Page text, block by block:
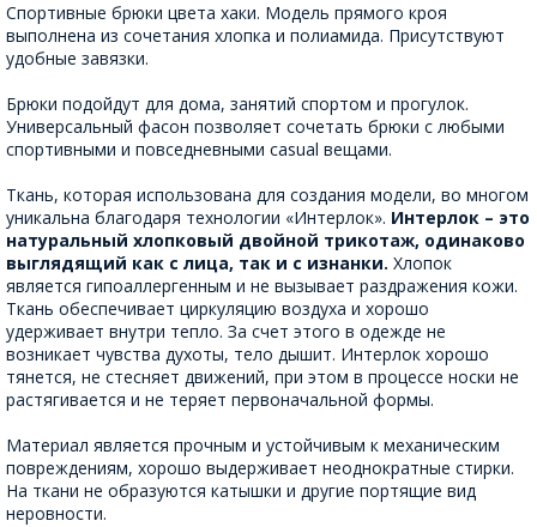
Спортивные брюки цвета хаки. Модель прямого кроя
выполнена из сочетания хлопка и полиамида. Присутствуют
удобные завязки.
Брюки подойдут для дома, занятий спортом и прогулок.
Универсальный фасон позволяет сочетать брюки с любыми
спортивными и повседневными casual вещами.
Ткань, которая использована для создания модели, во многом
уникальна благодаря технологии «Интерлок». Интерлок – это
натуральный хлопковый двойной трикотаж, одинаково
выглядящий как с лица, так и с изнанки. Хлопок
является гипоаллергенным и не вызывает раздражения кожи.
Ткань обеспечивает циркуляцию воздуха и хорошо
удерживает внутри тепло. За счет этого в одежде не
возникает чувства духоты, тело дышит. Интерлок хорошо
тянется, не стесняет движений, при этом в процессе носки не
растягивается и не теряет первоначальной формы.
Материал является прочным и устойчивым к механическим
повреждениям, хорошо выдерживает неоднократные стирки.
На ткани не образуются катышки и другие портящие вид
неровности.